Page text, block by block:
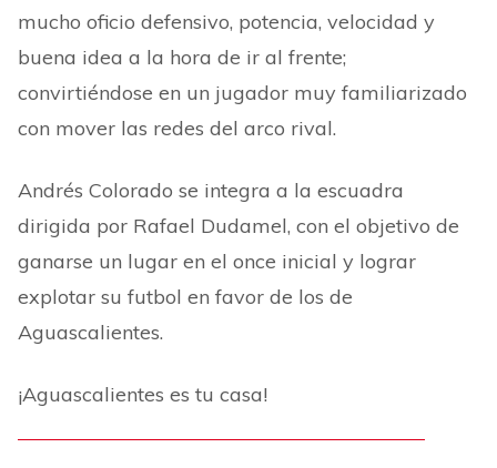
mucho oficio defensivo, potencia, velocidad y
buena idea a la hora de ir al frente;
convirtiéndose en un jugador muy familiarizado
con mover las redes del arco rival.
Andrés Colorado se integra a la escuadra
dirigida por Rafael Dudamel, con el objetivo de
ganarse un lugar en el once inicial y lograr
explotar su futbol en favor de los de
Aguascalientes.
¡Aguascalientes es tu casa!